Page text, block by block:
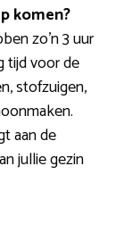
komen?
zo’n 3 uur
tijd voor de
stofzuigen,
aan de
jullie gezin